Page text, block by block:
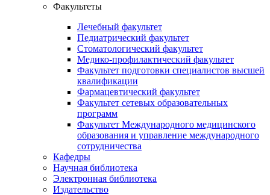
Факультеты
Лечебный факультет
Педиатрический факультет
Стоматологический факультет
Медико-профилактический факультет
Факультет подготовки специалистов высшей
квалификации
Фармацевтический факультет
Факультет сетевых образовательных
программ
Факультет Международного медицинского
образования и управление международного
сотрудничества
Кафедры
Научная библиотека
Электронная библиотека
Издательство